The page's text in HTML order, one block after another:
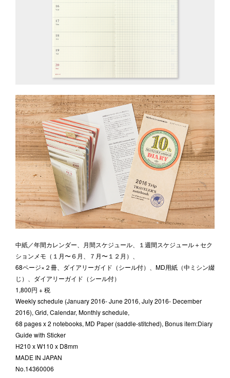
中紙／年間カレンダー、月間スケジュール、１週間スケジュール＋セク
ションメモ（１月〜６月、７月〜１２月）、
68ページ×２冊、ダイアリーガイド（シール付）、MD用紙（中ミシン綴
じ）、ダイアリーガイド（シール付）
1,800円 + 税
Weekly schedule (January 2016- June 2016, July 2016- December
2016), Grid, Calendar, Monthly schedule,
68 pages x 2 notebooks, MD Paper (saddle-stitched), Bonus item:Diary
Guide with Sticker
H210 x W110 x D8mm
MADE IN JAPAN
No.14360006